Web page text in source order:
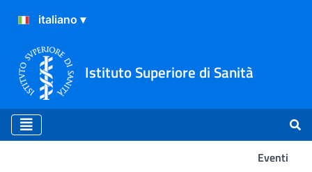
Istituto Superiore di Sanità
Eventi